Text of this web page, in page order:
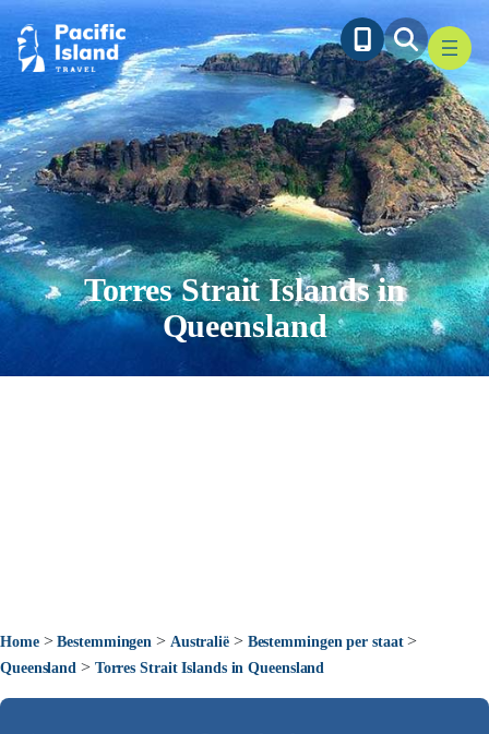
Ga
naar
de
inhoud
Torres Strait Islands in
Queensland
Home>Bestemmingen > Australië> Bestemmingen per staat>
Queensland > Torres Strait Islands in Queensland